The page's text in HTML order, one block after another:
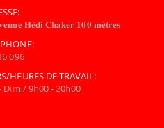
𝐇𝐞́𝐝𝐢 𝐂𝐡𝐚𝐤𝐞𝐫 𝟏𝟎𝟎 𝐦𝐞̀𝐭𝐫𝐞𝐬
096
HEURES DE TRAVAIL:
Dim / 9h00 - 20h00